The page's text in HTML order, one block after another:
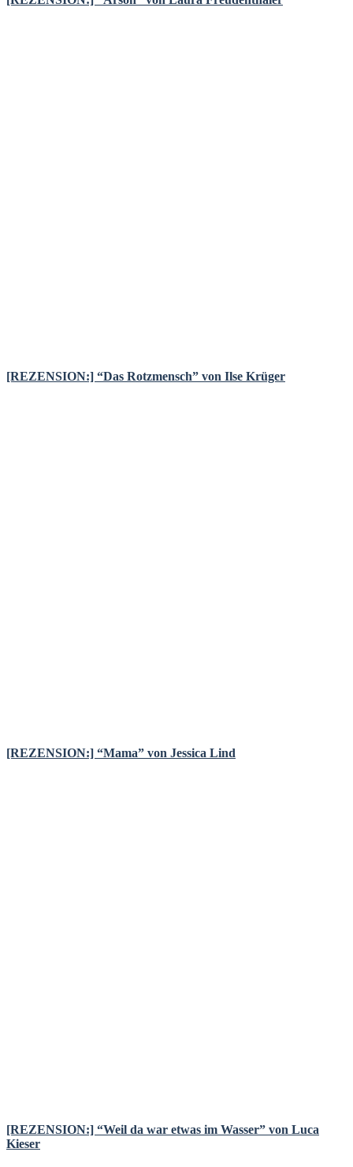
[REZENSION:] “Das Rotzmensch” von Ilse Krüger
[REZENSION:] “Mama” von Jessica Lind
[REZENSION:] “Weil da war etwas im Wasser” von Luca
Kieser